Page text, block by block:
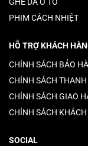
PHIM CÁCH NHIỆT
HỖ TRỢ KHÁCH
CHÍNH SÁCH BẢO
CHÍNH SÁCH
CHÍNH SÁCH GIAO
CHÍNH SÁCH
SOCIAL